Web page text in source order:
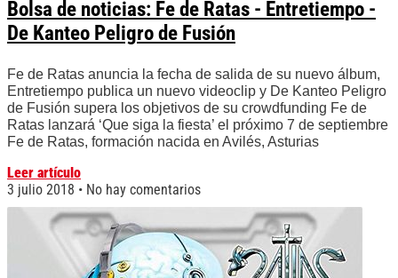
Bolsa de noticias: Fe de Ratas - Entretiempo -
De Kanteo Peligro de Fusión
Fe de Ratas anuncia la fecha de salida de su nuevo álbum,
Entretiempo publica un nuevo videoclip y De Kanteo Peligro
de Fusión supera los objetivos de su crowdfunding Fe de
Ratas lanzará ‘Que siga la fiesta’ el próximo 7 de septiembre
Fe de Ratas, formación nacida en Avilés, Asturias
Leer artículo
3 julio 2018
No hay comentarios